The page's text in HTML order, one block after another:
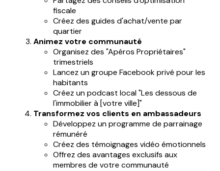
fiscale
Créez des guides d'achat/vente par
quartier
Animez votre communauté
Organisez des "Apéros Propriétaires"
trimestriels
Lancez un groupe Facebook privé pour les
habitants
Créez un podcast local "Les dessous de
l'immobilier à [votre ville]"
Transformez vos clients en ambassadeurs
Développez un programme de parrainage
rémunéré
Créez des témoignages vidéo émotionnels
Offrez des avantages exclusifs aux
membres de votre communauté